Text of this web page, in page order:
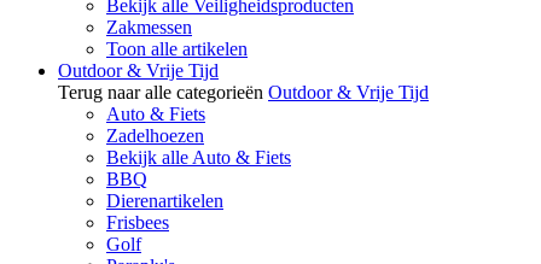
Bekijk alle Veiligheidsproducten
Zakmessen
Toon alle artikelen
Outdoor & Vrije Tijd
Terug naar alle categorieën Outdoor & Vrije Tijd
Auto & Fiets
Zadelhoezen
Bekijk alle Auto & Fiets
BBQ
Dierenartikelen
Frisbees
Golf